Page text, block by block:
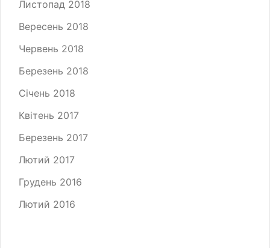
Листопад 2018
Вересень 2018
Червень 2018
Березень 2018
Січень 2018
Квітень 2017
Березень 2017
Лютий 2017
Грудень 2016
Лютий 2016